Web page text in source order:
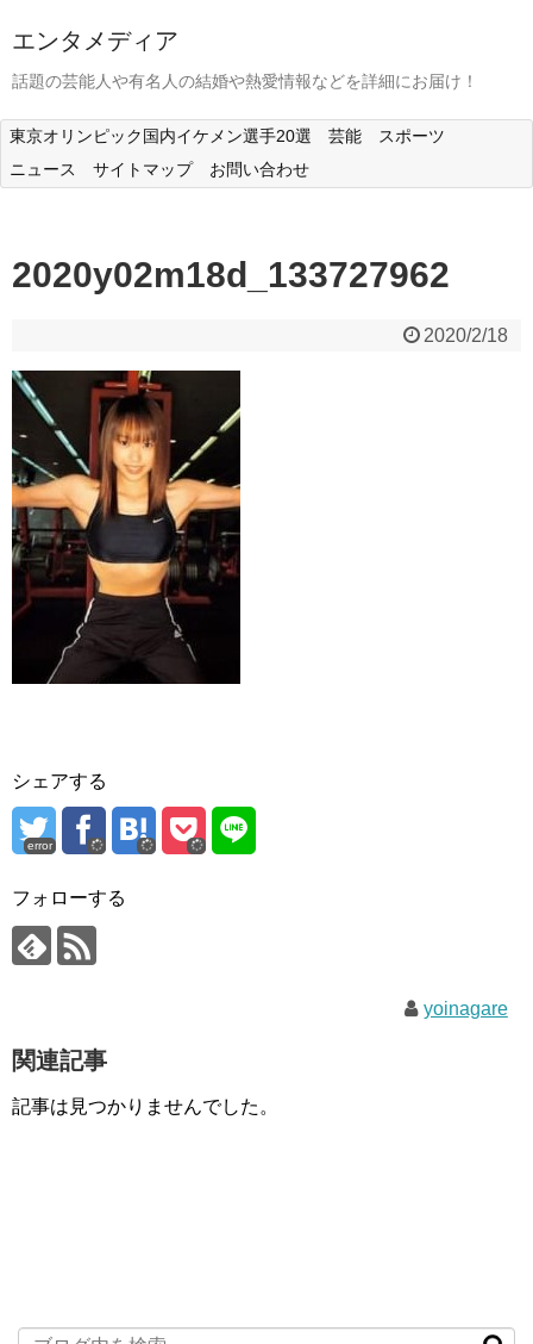
エンタメディア
話題の芸能人や有名人の結婚や熱愛情報などを詳細にお届け！
東京オリンピック国内イケメン選手20選 芸能
スポーツ
ニュース
サイトマップ お問い合わせ
2020y02m18d_133727962
2020/2/18
シェアする
error
フォローする
yoinagare
関連記事
記事は見つかりませんでした。